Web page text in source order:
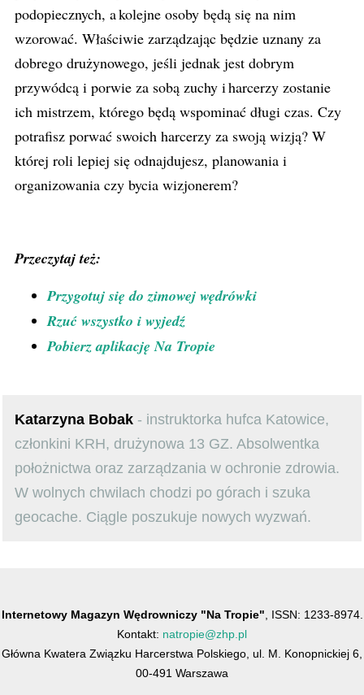
podopiecznych, a kolejne osoby będą się na nim
wzorować. Właściwie zarządzając będzie uznany za
dobrego drużynowego, jeśli jednak jest dobrym
przywódcą i porwie za sobą zuchy i harcerzy zostanie
ich mistrzem, którego będą wspominać długi czas. Czy
potrafisz porwać swoich harcerzy za swoją wizją? W
której roli lepiej się odnajdujesz, planowania i
organizowania czy bycia wizjonerem?
Przeczytaj też:
Przygotuj się do zimowej wędrówki
Rzuć wszystko i wyjedź
Pobierz aplikację Na Tropie
Katarzyna Bobak - instruktorka hufca Katowice,
członkini KRH, drużynowa 13 GZ. Absolwentka
położnictwa oraz zarządzania w ochronie zdrowia.
W wolnych chwilach chodzi po górach i szuka
geocache. Ciągle poszukuje nowych wyzwań.
Internetowy Magazyn Wędrowniczy "Na Tropie" , ISSN: 1233-8974.
Kontakt: natropie@zhp.pl
Główna Kwatera Związku Harcerstwa Polskiego, ul. M. Konopnickiej 6,
00-491 Warszawa